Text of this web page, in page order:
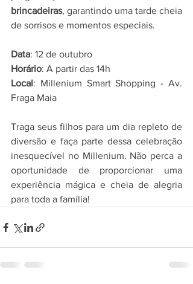
brincadeiras, garantindo uma tarde cheia
de sorrisos e momentos especiais.
Data: 12 de outubro
Horário: A partir das 14h
Local: Millenium Smart Shopping - Av.
Fraga Maia
Traga seus filhos para um dia repleto de
diversão e faça parte dessa celebração
inesquecível no Millenium. Não perca a
oportunidade de proporcionar uma
experiência mágica e cheia de alegria
para toda a família!